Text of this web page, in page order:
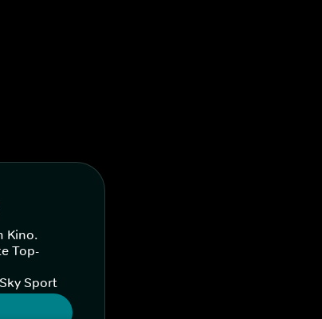
Kino.
Top-
Sport